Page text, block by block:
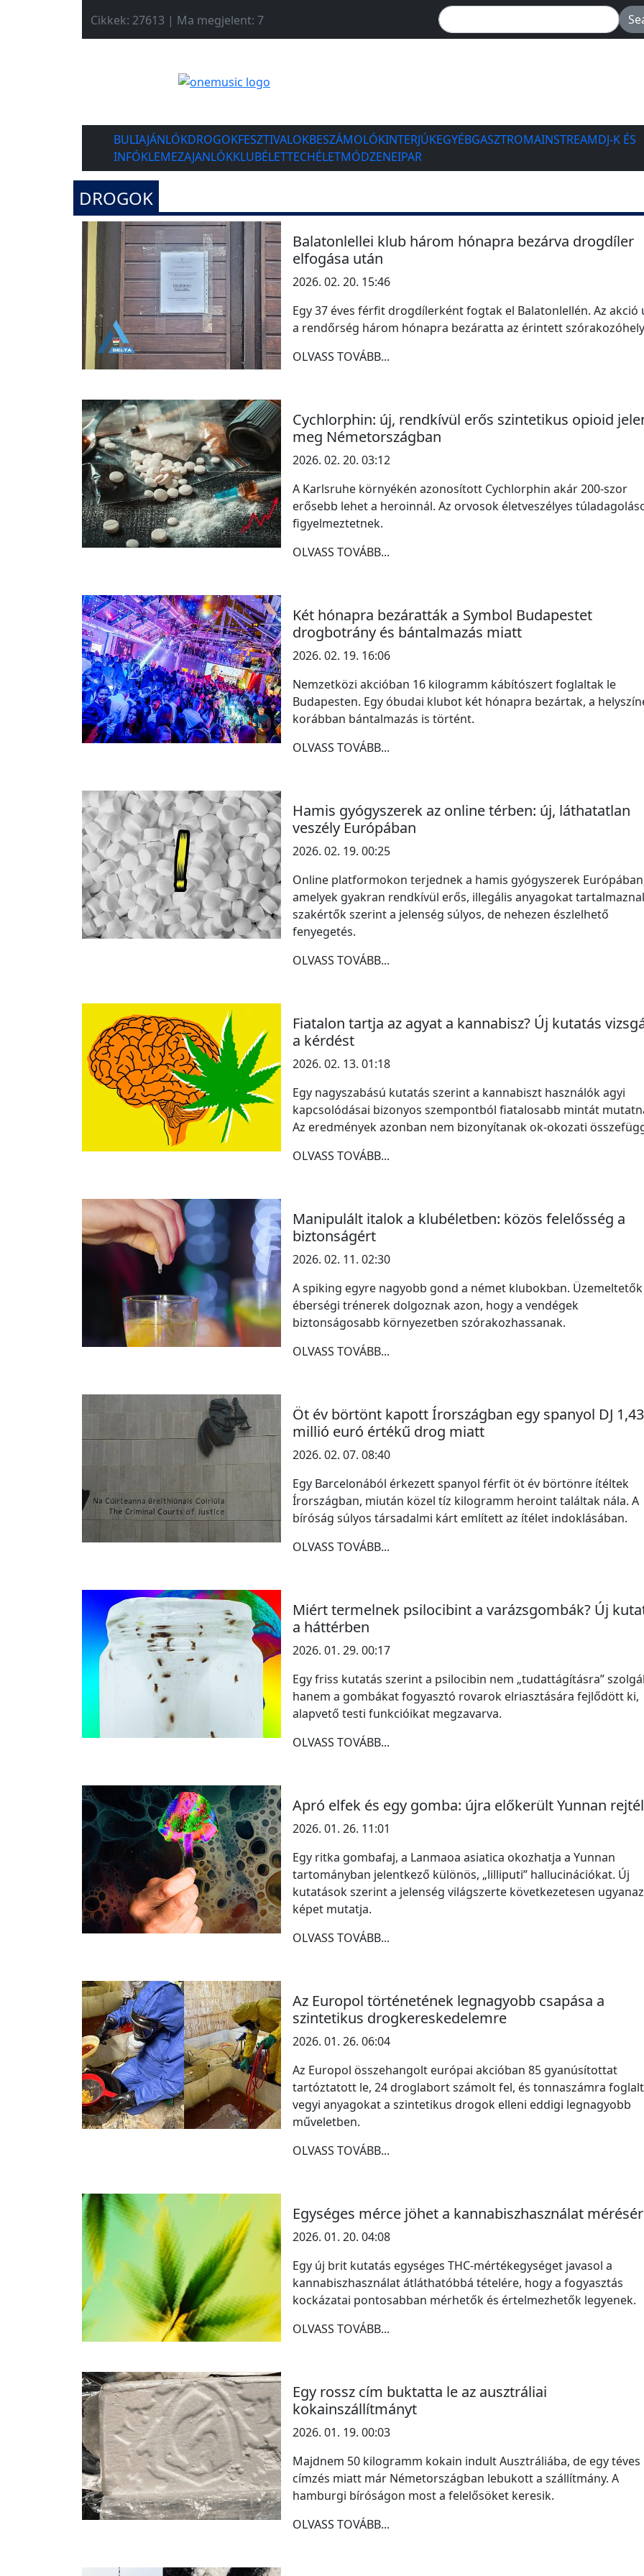
Cikkek: 27613 | Ma megjelent: 7
BULIAJÁNLÓKDROGOKFESZTIVALOKBESZÁMOLÓKINTERJÚKEGYÉBGASZTROMAINSTREAMDJ-K ÉS
INFÓKLEMEZAJANLÓKKLUBÉLETTECHÉLETMÓDZENEIPAR
DROGOK
Balatonlellei klub három hónapra bezárva drogdíler
elfogása után
2026. 02. 20. 15:46
Egy 37 éves férfit drogdílerként fogtak el Balatonlellén. Az akció
a rendőrség három hónapra bezáratta az érintett
OLVASS TOVÁBB...
Cychlorphin: új, rendkívül erős szintetikus opioid
meg Németországban
2026. 02. 20. 03:12
A Karlsruhe környékén azonosított Cychlorphin akár 200-szor
erősebb lehet a heroinnál. Az orvosok életveszélyes
figyelmeztetnek.
OLVASS TOVÁBB...
Két hónapra bezáratták a Symbol Budapestet
drogbotrány és bántalmazás miatt
2026. 02. 19. 16:06
Nemzetközi akcióban 16 kilogramm kábítószert foglaltak le
Budapesten. Egy óbudai klubot két hónapra bezártak, a
korábban bántalmazás is történt.
OLVASS TOVÁBB...
Hamis gyógyszerek az online térben: új, láthatatlan
veszély Európában
2026. 02. 19. 00:25
Online platformokon terjednek a hamis gyógyszerek
amelyek gyakran rendkívül erős, illegális anyagokat
szakértők szerint a jelenség súlyos, de nehezen észlelhető
fenyegetés.
OLVASS TOVÁBB...
Fiatalon tartja az agyat a kannabisz? Új kutatás
a kérdést
2026. 02. 13. 01:18
Egy nagyszabású kutatás szerint a kannabiszt használók agyi
kapcsolódásai bizonyos szempontból fiatalosabb mintát
Az eredmények azonban nem bizonyítanak ok-okozati
OLVASS TOVÁBB...
Manipulált italok a klubéletben: közös felelősség a
biztonságért
2026. 02. 11. 02:30
A spiking egyre nagyobb gond a német klubokban. Üzemeltetők
éberségi trénerek dolgoznak azon, hogy a vendégek
biztonságosabb környezetben szórakozhassanak.
OLVASS TOVÁBB...
Öt év börtönt kapott Írországban egy spanyol DJ 1,43
millió euró értékű drog miatt
2026. 02. 07. 08:40
Egy Barcelonából érkezett spanyol férfit öt év börtönre ítéltek
Írországban, miután közel tíz kilogramm heroint találtak nála. A
bíróság súlyos társadalmi kárt említett az ítélet indoklásában.
OLVASS TOVÁBB...
Miért termelnek psilocibint a varázsgombák? Új
a háttérben
2026. 01. 29. 00:17
Egy friss kutatás szerint a psilocibin nem „tudattágításra”
hanem a gombákat fogyasztó rovarok elriasztására fejlődött ki,
alapvető testi funkcióikat megzavarva.
OLVASS TOVÁBB...
Apró elfek és egy gomba: újra előkerült Yunnan
2026. 01. 26. 11:01
Egy ritka gombafaj, a Lanmaoa asiatica okozhatja a Yunnan
tartományban jelentkező különös, „lilliputi” hallucinációkat. Új
kutatások szerint a jelenség világszerte következetesen
képet mutatja.
OLVASS TOVÁBB...
Az Europol történetének legnagyobb csapása a
szintetikus drogkereskedelemre
2026. 01. 26. 06:04
Az Europol összehangolt európai akcióban 85 gyanúsítottat
tartóztatott le, 24 droglabort számolt fel, és tonnaszámra
vegyi anyagokat a szintetikus drogok elleni eddigi legnagyobb
műveletben.
OLVASS TOVÁBB...
Egységes mérce jöhet a kannabiszhasználat
2026. 01. 20. 04:08
Egy új brit kutatás egységes THC-mértékegységet javasol a
kannabiszhasználat átláthatóbbá tételére, hogy a fogyasztás
kockázatai pontosabban mérhetők és értelmezhetők legyenek.
OLVASS TOVÁBB...
Egy rossz cím buktatta le az ausztráliai
kokainszállítmányt
2026. 01. 19. 00:03
Majdnem 50 kilogramm kokain indult Ausztráliába, de egy téves
címzés miatt már Németországban lebukott a szállítmány. A
hamburgi bíróságon most a felelősöket keresik.
OLVASS TOVÁBB...